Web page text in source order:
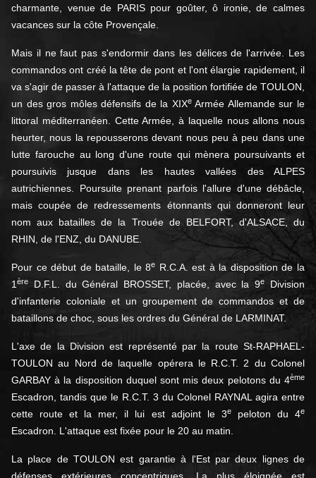
charmante, venue de PARIS pour goûter, ô ironie, de calmes
vacances sur la côte Provençale.
Mais il ne faut pas s'endormir dans les délices de l'arrivée. Les
commandos ont créé la tête de pont et l'ont élargie rapidement, il
va s'agir de passer à l'attaque de la position fortifiée de TOULON,
un des gros môles défensifs de la XIXeArmée Allemande sur le
littoral méditerranéen. Cette Armée, à laquelle nous allons nous
heurter, nous la repousserons devant nous peu à peu dans une
lutte farouche au long d'une route qui mènera poursuivants et
poursuivis jusque dans les hautes vallées des ALPES
autrichiennes. Poursuite prenant parfois l'allure d'une débâcle,
mais coupée de redressements étonnants qui donneront leur
nom aux batailles de la Trouée de BELFORT, d'ALSACE, du
RHIN, de l'ENZ, du DANUBE.
Pour ce début de bataille, le 8e R.C.A. est à la disposition de la
1 ère D.F.L. du Général BROSSET, placée, avec la 9e
Division
d'infanterie coloniale et un groupement de commandos et de
bataillons de choc, sous les ordres du Général de LARMINAT.
L'axe de la Division est représenté par la route St-RAPHAEL-
TOULON au Nord de laquelle opérera le R.C.T. 2 du Colonel
GARBAY à la disposition duquel sont mis deux pelotons du 4ème
Escadron, tandis que le R.C.T. 3 du Colonel RAYNAL agira entre
cette route et la mer, il lui est adjoint le 3epeloton du 4e
Escadron. L'attaque est fixée pour le 20 au matin.
La place de TOULON est garantie à l'Est par deux lignes de